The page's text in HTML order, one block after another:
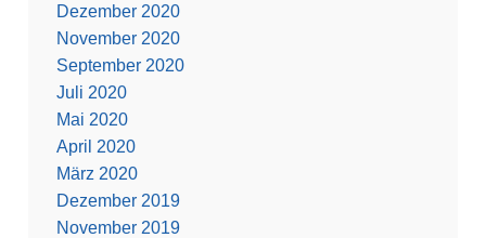
Dezember 2020
November 2020
September 2020
Juli 2020
Mai 2020
April 2020
März 2020
Dezember 2019
November 2019